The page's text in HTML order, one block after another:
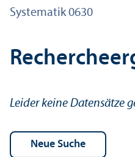
Systematik 0630
Leider keine Datensätze